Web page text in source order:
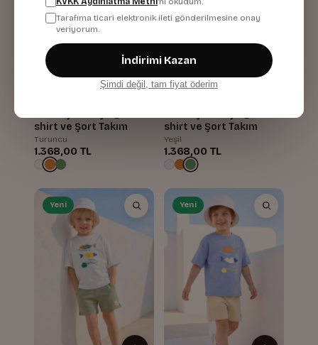
shirt ve Şort Takım
Turuncu
1.368,00 TL
shirt ve Şort Takım
Yeşil
1.368,00 TL
Yeni Yeni
Tarafıma ticari elektronik ileti gönderilmesine onay
veriyorum.
İndirimi Kazan
Şimdi değil, tam fiyat öderim